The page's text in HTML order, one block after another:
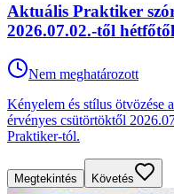
Aktuális Praktiker
2026.07.02.-től
Nem meghatározott
Kényelem és stílus ötvözése
érvényes csütörtöktől
Praktiker-tól.
Megtekintés Követés